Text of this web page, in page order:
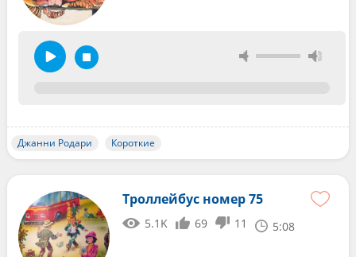
Джанни Родари Короткие
Троллейбус номер 75
5.1K 69 11 5:08